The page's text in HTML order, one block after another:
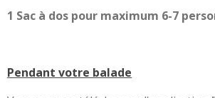
1 Sac à dos pour maximum 6-7
Pendant votre balade